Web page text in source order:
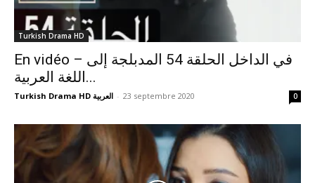
Turkish Drama HD
En vidéo – في الداخل الحلقة 54 المدبلجة إلى
اللغة العربية...
Turkish Drama HD العربية - 23 septembre 2020 0